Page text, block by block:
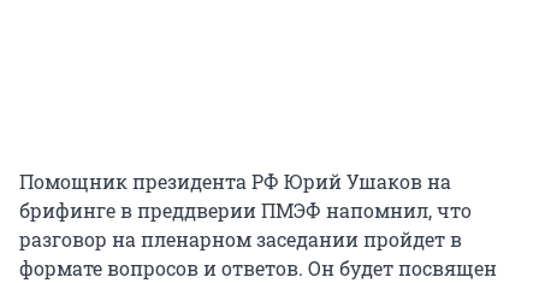
Помощник президента РФ Юрий Ушаков на
брифинге в преддверии ПМЭФ напомнил, что
разговор на пленарном заседании пройдет в
формате вопросов и ответов. Он будет посвящен